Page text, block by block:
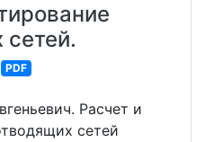
PDF
Расчет и
сетей